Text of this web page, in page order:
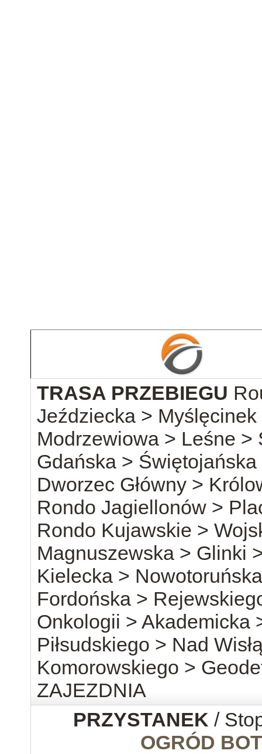
TRASA PRZEBIEGU
Jeździecka >
Modrzewiowa > Leśne >
Gdańska >
Dworzec Główny >
Rondo Jagiellonów >
Rondo Kujawskie >
Magnuszewska > Glinki
Kielecka >
Fordońska >
Onkologii > Akademicka
Piłsudskiego > Nad
Komorowskiego >
ZAJEZDNIA
PRZYSTANEK /
OGRÓD